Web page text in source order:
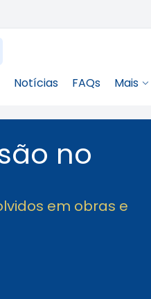
Notícias FAQs Mais
no
em obras e